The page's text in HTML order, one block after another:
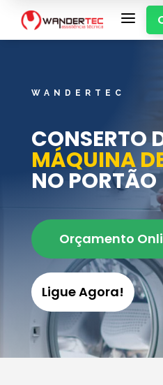
a
WANDERTEC
CONSERTO
MÁQUINA
NO PORTÃO
Orçamento
Ligue Agora!